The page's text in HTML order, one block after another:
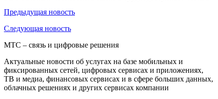
Предыдущая новость
Следующая новость
МТС – связь и цифровые решения
Актуальные новости об услугах на базе мобильных и
фиксированных сетей, цифровых сервисах и приложениях,
ТВ и медиа, финансовых сервисах и в сфере больших данных,
облачных решениях и других сервисах компании